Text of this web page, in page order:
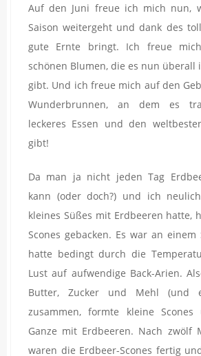
Auf den Juni freue ich mich nun,
Saison weitergeht und dank des
gute Ernte bringt. Ich freue
schönen Blumen, die es nun überall
gibt. Und ich freue mich auf den
Wunderbrunnen, an dem es
leckeres Essen und den
gibt!
Da man ja nicht jeden Tag
kann (oder doch?) und ich
kleines Süßes mit Erdbeeren hatte,
Scones gebacken. Es war an
hatte bedingt durch die
Lust auf aufwendige Back-Arien.
Butter, Zucker und Mehl (und
zusammen, formte kleine
Ganze mit Erdbeeren. Nach zwölf
waren die Erdbeer-Scones fertig